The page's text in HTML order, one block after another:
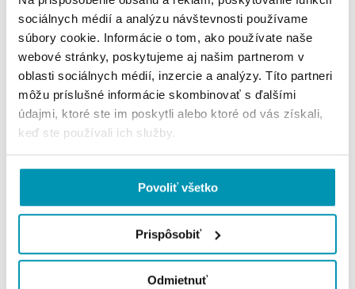
sociálnych médií a analýzu návštevnosti používame
súbory cookie. Informácie o tom, ako používate naše
webové stránky, poskytujeme aj našim partnerom v
oblasti sociálnych médií, inzercie a analýzy. Títo partneri
môžu príslušné informácie skombinovať s ďalšími
údajmi, ktoré ste im poskytli alebo ktoré od vás získali,
keď ste používali ich služby.
Povoliť všetko
Prispôsobiť
Odmietnuť
Head of Office Agency
radovan.mihalek@cushwake.com
Hugo Hrivňak
hugo.hrivnak@cushwake.com
Barbora Bónová
Senior Consultant